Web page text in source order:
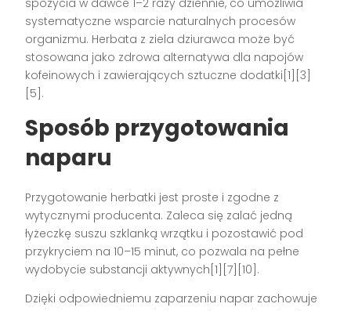
systematyczne wsparcie naturalnych procesów
organizmu. Herbata z ziela dziurawca może być
stosowana jako zdrowa alternatywa dla napojów
kofeinowych i zawierających sztuczne dodatki[1][3]
[5].
Sposób przygotowania
naparu
Przygotowanie herbatki jest proste i zgodne z
wytycznymi producenta. Zaleca się zalać jedną
łyżeczkę suszu szklanką wrzątku i pozostawić pod
przykryciem na 10–15 minut, co pozwala na pełne
wydobycie substancji aktywnych[1][7][10].
Dzięki odpowiedniemu zaparzeniu napar zachowuje